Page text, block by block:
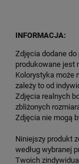
INFORMACJA:
Zdjęcia dodane
produkowane jest
Kolorystyka może
zależy to od
Zdjęcia realnych
zbliżonych
Zdjęcia nie mogą
Niniejszy produkt
według wybranej
Twoich